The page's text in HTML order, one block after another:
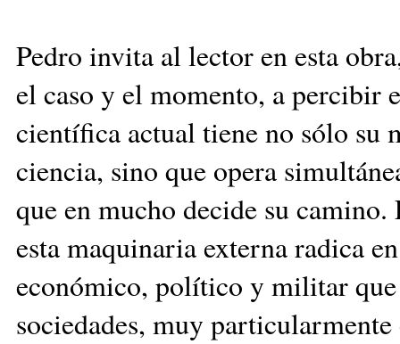
Pedro invita al lector en esta
el caso y el momento, a percibir
científica actual tiene no sólo
ciencia, sino que opera
que en mucho decide su
esta maquinaria externa radica
económico, político y militar que
sociedades, muy particularmente